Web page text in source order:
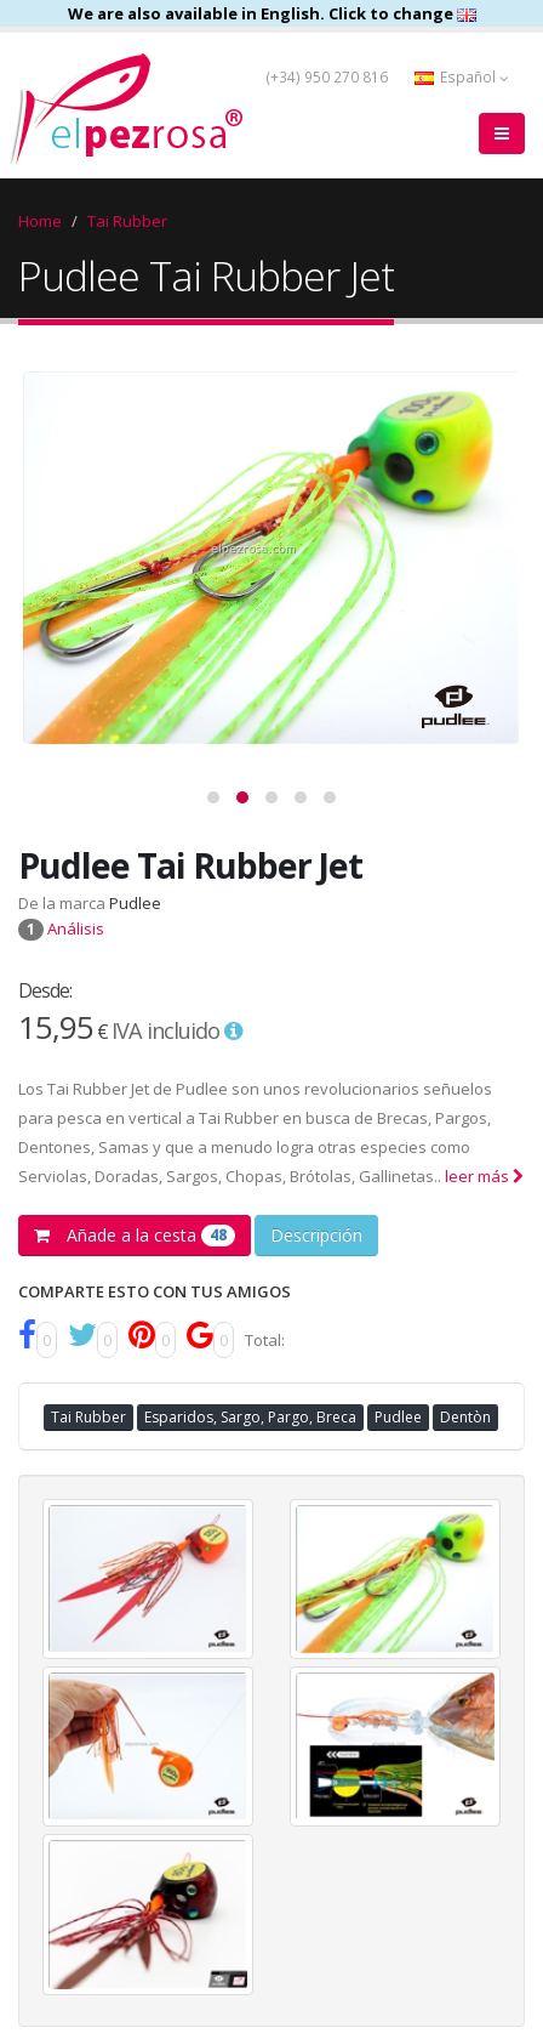
We are also available in English. Click to change
(+34) 950 270 816 Español
Home Tai Rubber
Pudlee Tai Rubber Jet
Pudlee Tai Rubber Jet
De la marca Pudlee
1 Análisis
Desde:
15,95€ IVA incluido
Los Tai Rubber Jet de Pudlee son unos revolucionarios señuelos
para pesca en vertical a Tai Rubber en busca de Brecas, Pargos,
Dentones, Samas y que a menudo logra otras especies como
Serviolas, Doradas, Sargos, Chopas, Brótolas, Gallinetas.. leer más
Añade a la cesta 48 Descripción
COMPARTE ESTO CON TUS AMIGOS
0 0 0 0 Total:
Tai Rubber Esparidos, Sargo, Pargo, Breca Pudlee Dentòn